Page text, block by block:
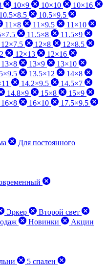
10×9 10×10
10×16
10.5×8.5
10.5×9.5
11×8 11×9.5
11×10
11.5×8
11.5×9
12×7.5 12×8
12×8.5
12×13
12×16
13×8 13×9
13×10
13.5×12
14×8
14.2×9.5
14.5×7
14.8×9 15×8
15×9
16×8 16×10
17.5×9.5
Для постоянного
Эркер
Второй свет
Новинки
Акции
5 спален